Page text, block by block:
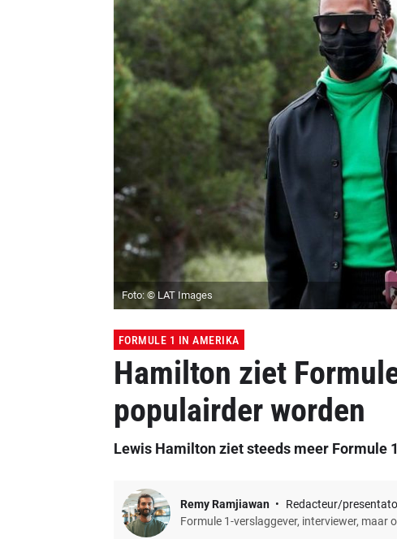
Foto: © LAT Images
FORMULE 1 IN AMERIKA
Hamilton ziet
populairder worden
Lewis Hamilton ziet steeds meer Formule
Remy Ramjiawan
Redacteur/
Formule 1-verslaggever, interviewer, maar